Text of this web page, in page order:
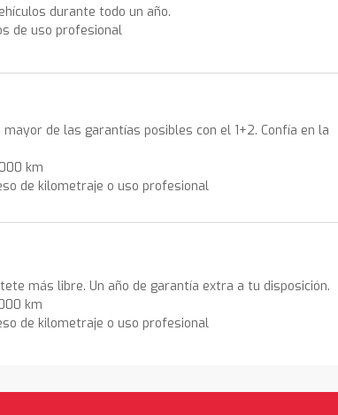
durante todo un año.
de uso profesional
de las garantías posibles con el 1+2. Confía en la
km
de kilometraje o uso profesional
más libre. Un año de garantía extra a tu disposición.
km
de kilometraje o uso profesional